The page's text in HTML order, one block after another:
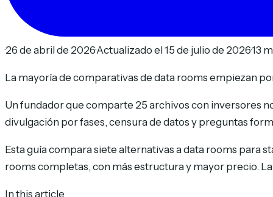
·26 de abril de 2026·Actualizado el 15 de julio de 2026·13
La mayoría de comparativas de data rooms empiezan
Un fundador que comparte 25 archivos con inversores
divulgación por fases, censura de datos y preguntas
Esta guía compara siete alternativas a data rooms para
rooms completas, con más estructura y mayor precio.
In this article